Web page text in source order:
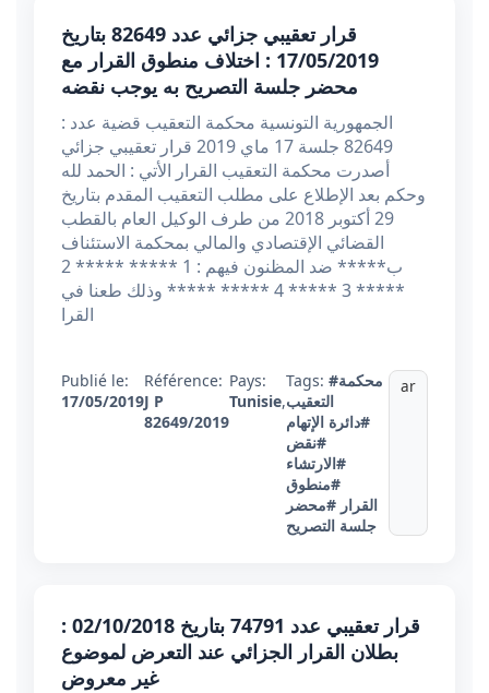
قرار تعقيبي جزائي عدد 82649 بتاريخ
17/05/2019 : اختلاف منطوق القرار مع
محضر جلسة التصريح به يوجب نقضه
الجمهورية التونسية محكمة التعقيب قضية عدد :
82649 جلسة 17 ماي 2019 قرار تعقيبي جزائي
أصدرت محكمة التعقيب القرار الأتي : الحمد لله
وحكم بعد الإطلاع على مطلب التعقيب المقدم بتاريخ
29 أكتوبر 2018 من طرف الوكيل العام بالقطب
القضائي الإقتصادي والمالي بمحكمة الاستئناف
ب***** ضد المظنون فيهم : 1 ***** ***** 2
***** 3 ***** 4 ***** ***** وذلك طعنا في
القرا
Publié le:
17/05/2019
Référence:
J P
82649/2019
Pays:
Tunisie,
Tags: #محكمة
التعقيب
#دائرة الإتهام
#نقض
#الارتشاء
#منطوق
القرار #محضر
جلسة التصريح
ar
قرار تعقيبي عدد 74791 بتاريخ 02/10/2018 :
بطلان القرار الجزائي عند التعرض لموضوع
غير معروض